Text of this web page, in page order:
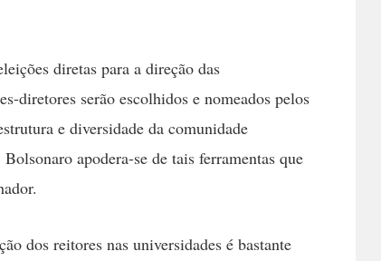
diretas para a direção das
diretores serão escolhidos e nomeados pelos
e diversidade da comunidade
apodera-se de tais ferramentas que
dos reitores nas universidades é bastante